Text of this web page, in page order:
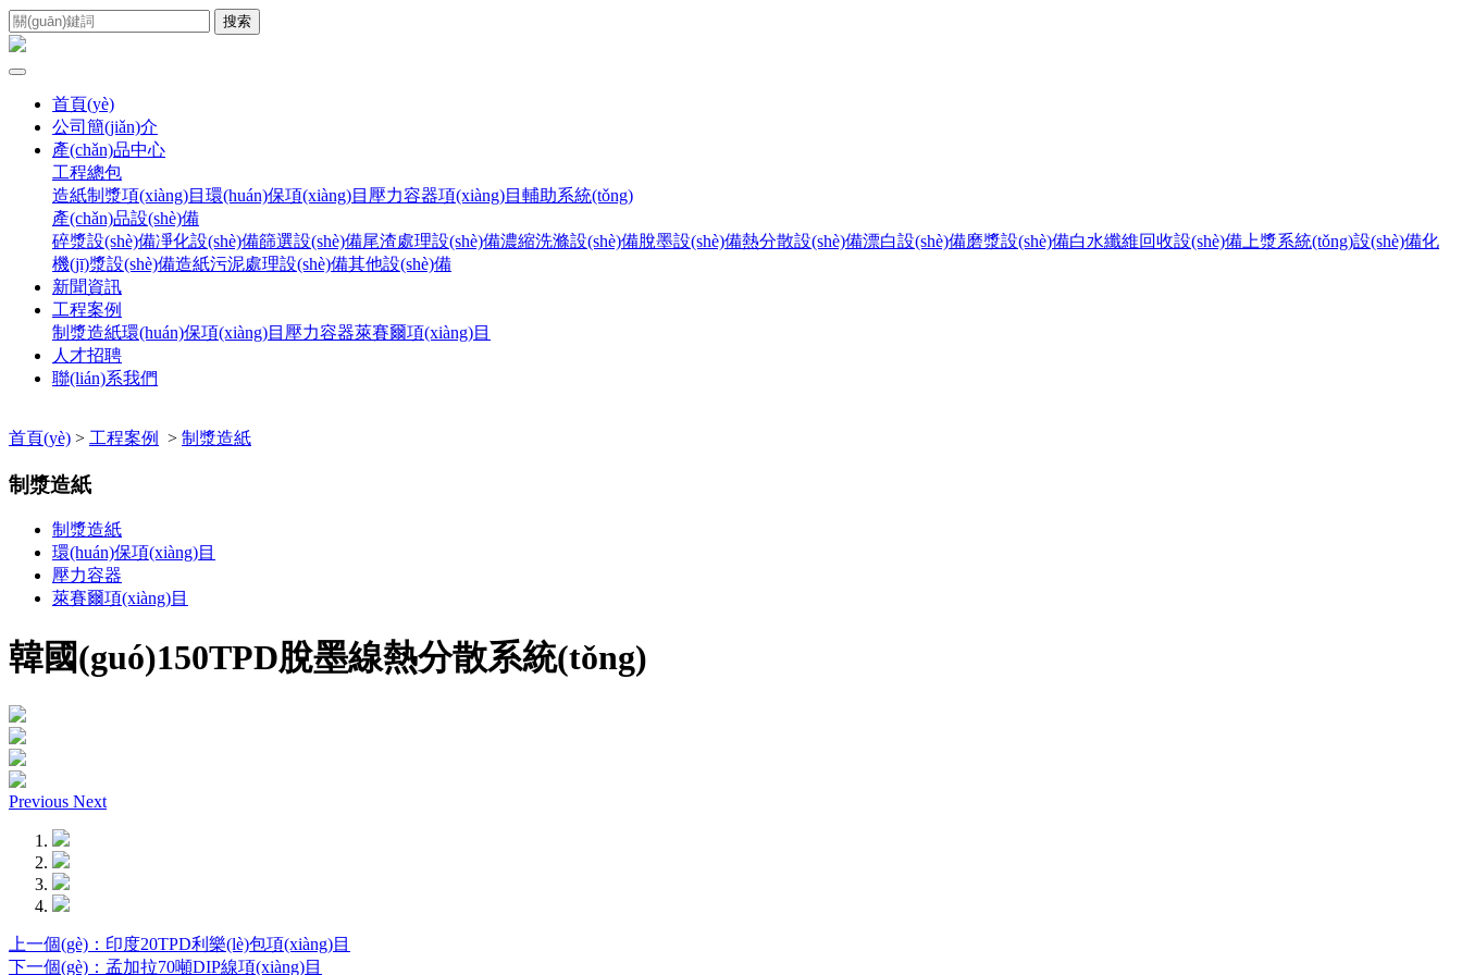
搜索
首頁(yè)
公司簡(jiǎn)介
產(chǎn)品中心
工程總包
造紙制漿項(xiàng)目 環(huán)保項(xiàng)目 壓力容器項(xiàng)目 輔助系統(tǒng)
產(chǎn)品設(shè)備
碎漿設(shè)備凈化設(shè)備篩選設(shè)備尾渣處理設(shè)備濃縮洗滌設(shè)備脫墨設(shè)備熱分散設(shè)備漂白設(shè)備磨漿設(shè)備白水纖維回收設(shè)備 上漿系統(tǒng)設(shè)備化
機(jī)漿設(shè)備造紙污泥處理設(shè)備其他設(shè)備
新聞資訊
工程案例
制漿造紙環(huán)保項(xiàng)目 壓力容器萊賽爾項(xiàng)目
人才招聘
聯(lián)系我們
首頁(yè) > 工程案例 > 制漿造紙
制漿造紙
制漿造紙
環(huán)保項(xiàng)目
壓力容器
萊賽爾項(xiàng)目
韓國(guó)150TPD脫墨線熱分散系統(tǒng)
Previous Next
上一個(gè)：印度20TPD利樂(lè)包項(xiàng)目
下一個(gè)：孟加拉70噸DIP線項(xiàng)目